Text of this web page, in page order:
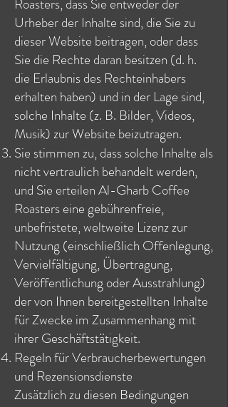
Urheber der Inhalte sind, die Sie zu
dieser Website beitragen, oder dass
Sie die Rechte daran besitzen (d. h.
die Erlaubnis des Rechteinhabers
erhalten haben) und in der Lage sind,
solche Inhalte (z. B. Bilder, Videos,
Musik) zur Website beizutragen.
Sie stimmen zu, dass solche Inhalte als
nicht vertraulich behandelt werden,
und Sie erteilen Al-Gharb Coffee
Roasters eine gebührenfreie,
unbefristete, weltweite Lizenz zur
Nutzung (einschließlich Offenlegung,
Vervielfältigung, Übertragung,
Veröffentlichung oder Ausstrahlung)
der von Ihnen bereitgestellten Inhalte
für Zwecke im Zusammenhang mit
ihrer Geschäftstätigkeit.
Regeln für Verbraucherbewertungen
und Rezensionsdienste
Zusätzlich zu diesen Bedingungen